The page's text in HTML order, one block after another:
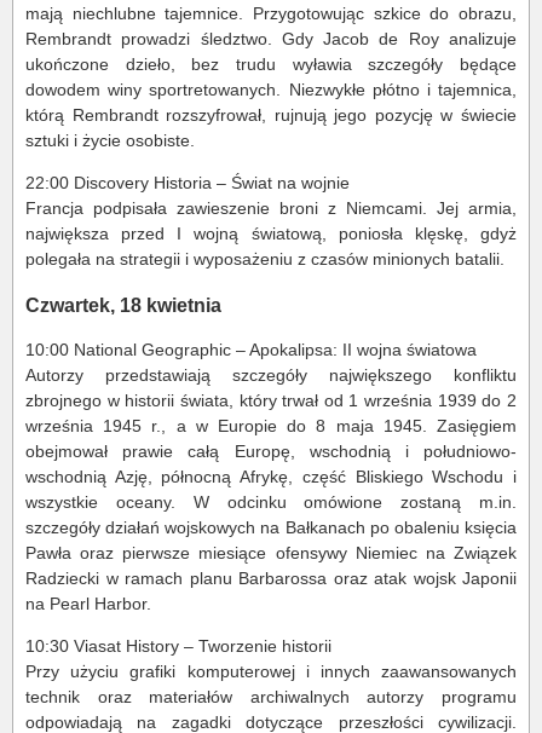
mają niechlubne tajemnice. Przygotowując szkice do obrazu,
Rembrandt prowadzi śledztwo. Gdy Jacob de Roy analizuje
ukończone dzieło, bez trudu wyławia szczegóły będące
dowodem winy sportretowanych. Niezwykłe płótno i tajemnica,
którą Rembrandt rozszyfrował, rujnują jego pozycję w świecie
sztuki i życie osobiste.
22:00 Discovery Historia – Świat na wojnie
Francja podpisała zawieszenie broni z Niemcami. Jej armia,
największa przed I wojną światową, poniosła klęskę, gdyż
polegała na strategii i wyposażeniu z czasów minionych batalii.
Czwartek, 18 kwietnia
10:00 National Geographic – Apokalipsa: II wojna światowa
Autorzy przedstawiają szczegóły największego konfliktu
zbrojnego w historii świata, który trwał od 1 września 1939 do 2
września 1945 r., a w Europie do 8 maja 1945. Zasięgiem
obejmował prawie całą Europę, wschodnią i południowo-
wschodnią Azję, północną Afrykę, część Bliskiego Wschodu i
wszystkie oceany. W odcinku omówione zostaną m.in.
szczegóły działań wojskowych na Bałkanach po obaleniu księcia
Pawła oraz pierwsze miesiące ofensywy Niemiec na Związek
Radziecki w ramach planu Barbarossa oraz atak wojsk Japonii
na Pearl Harbor.
10:30 Viasat History – Tworzenie historii
Przy użyciu grafiki komputerowej i innych zaawansowanych
technik oraz materiałów archiwalnych autorzy programu
odpowiadają na zagadki dotyczące przeszłości cywilizacji.